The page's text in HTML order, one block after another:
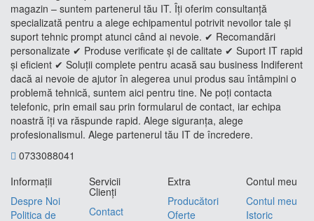
magazin – suntem partenerul tău IT. Îți oferim consultanță
specializată pentru a alege echipamentul potrivit nevoilor tale și
suport tehnic prompt atunci când ai nevoie. ✔ Recomandări
personalizate ✔ Produse verificate și de calitate ✔ Suport IT rapid
și eficient ✔ Soluții complete pentru acasă sau business Indiferent
dacă ai nevoie de ajutor în alegerea unui produs sau întâmpini o
problemă tehnică, suntem aici pentru tine. Ne poți contacta
telefonic, prin email sau prin formularul de contact, iar echipa
noastră îți va răspunde rapid. Alege siguranța, alege
profesionalismul. Alege partenerul tău IT de încredere.
0733088041
Informaţii
Despre Noi
Politica de
Servicii
Clienţi
Contact
Extra
Producători
Oferte
Contul meu
Contul meu
Istoric